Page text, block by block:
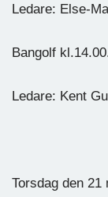
Ledare: Else-
Bangolf
Ledare: Kent
Torsdag den 21